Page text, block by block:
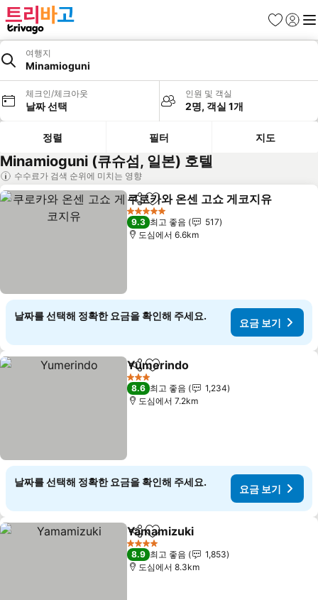
즐겨찾기
로그인
메
여행지
Minamioguni
체크인/체크아웃
날짜 선택
인원 및 객실
2명, 객실 1개
정렬 필터 지도
Minamioguni (큐슈섬, 일본) 호텔
수수료가 검색 순위에 미치는 영향
공유 즐겨찾기에 추가
쿠로카와 온센 고쇼 게코지유
5 성급
9.3 최고 좋음
517
도심에서 6.6km
날짜를 선택해 정확한 요금을 확인해 주세요.
요금 보기
공유 즐겨찾기에 추가
Yumerindo
3 성급
8.6 최고 좋음
1,234
도심에서 7.2km
날짜를 선택해 정확한 요금을 확인해 주세요.
요금 보기
공유 즐겨찾기에 추가
Yamamizuki
4 성급
8.9 최고 좋음
1,853
도심에서 8.3km